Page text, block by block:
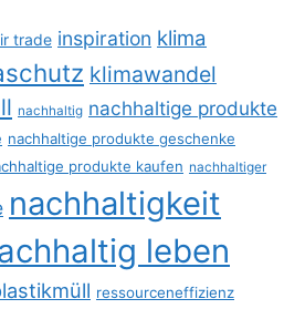
trade inspiration klima
klimawandel
nachhaltig nachhaltige produkte
nachhaltige produkte geschenke
produkte kaufen nachhaltiger
nachhaltigkeit
leben
ressourceneffizienz